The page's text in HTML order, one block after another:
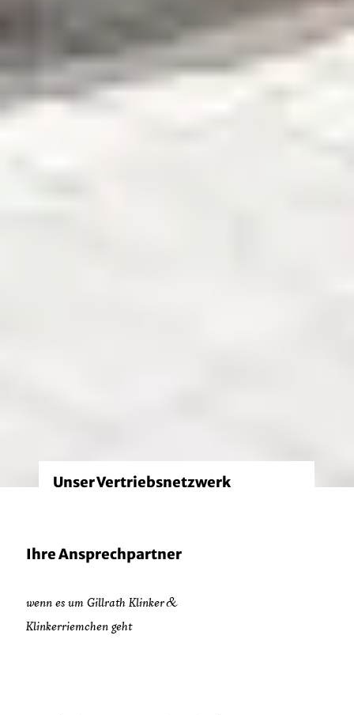
Unser Vertriebsnetzwerk
Ihre Ansprechpartner
wenn es um Gillrath Klinker &
Klinkerriemchen geht